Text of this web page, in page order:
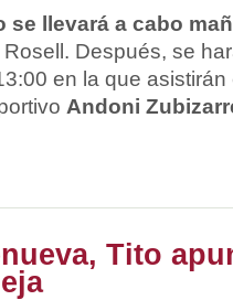
se llevará a cabo
Después, se
en la que
Andoni
Tito